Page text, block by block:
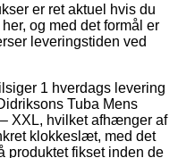
er ret aktuel hvis du
og med det formål er
leveringstiden ved
1 hverdags levering
Tuba Mens
XXL, hvilket afhænger af
klokkeslæt, med det
produktet fikset inden de